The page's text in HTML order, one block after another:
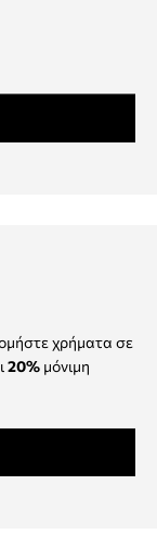
χρήματα σε
20% μόνιμη